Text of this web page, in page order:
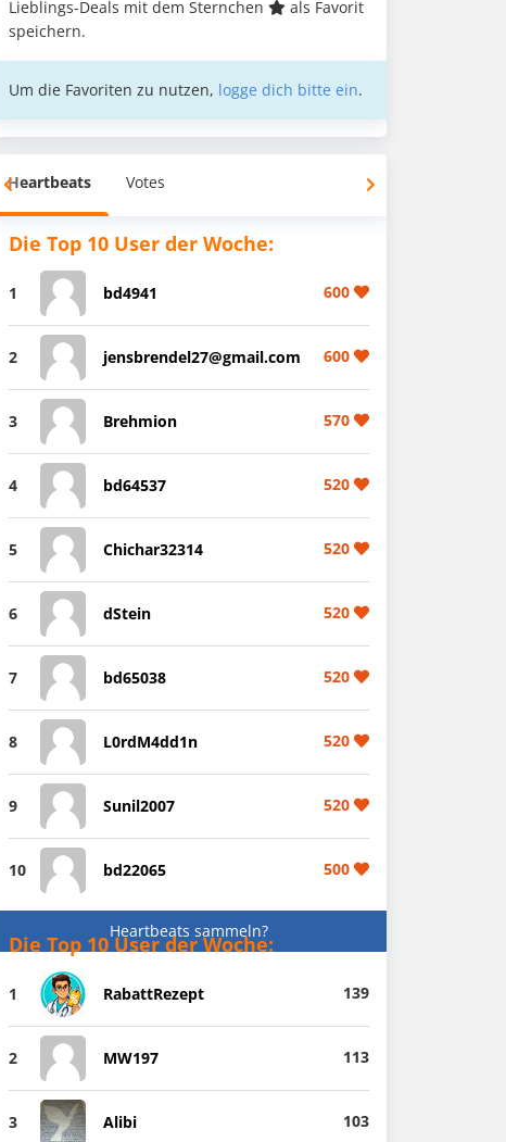
Lieblings-Deals mit dem Sternchen
als Favorit
speichern.
Um die Favoriten zu nutzen, logge dich bitte ein.
Heartbeats Votes
Die Top 10 User der Woche:
1 bd4941 600
2 jensbrendel27@gmail.com 600
3 Brehmion 570
4 bd64537 520
5 Chichar32314 520
6 dStein 520
7 bd65038 520
8 L0rdM4dd1n 520
9 Sunil2007 520
10 bd22065 500
Heartbeats sammeln?
Die Top 10 User der Woche:
1 RabattRezept 139
2 MW197 113
3 Alibi 103